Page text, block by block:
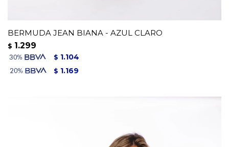
BERMUDA JEAN BIANA - AZUL CLARO
$ 1.299
$ 1.104
$ 1.169